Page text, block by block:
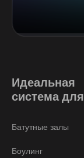
Идеальная
система для
Батутные залы
Боулинг